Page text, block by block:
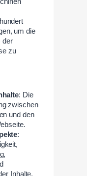
um die
der
zu
: Die
zwischen
und den
:
Inhalte.